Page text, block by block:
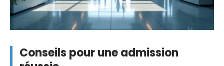
Conseils pour une admission